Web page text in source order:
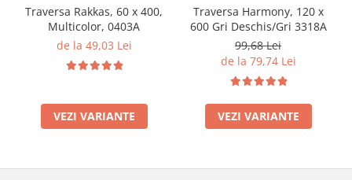
Traversa Rakkas, 60 x 400,
Multicolor, 0403A
de la 49,03 Lei
VEZI VARIANTE
Traversa Harmony, 120 x
600 Gri Deschis/Gri 3318A
99,68 Lei
de la 79,74 Lei
VEZI VARIANTE